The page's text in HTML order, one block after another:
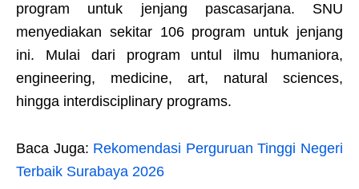
program untuk jenjang pascasarjana. SNU
menyediakan sekitar 106 program untuk jenjang
ini. Mulai dari program untul ilmu humaniora,
engineering, medicine, art, natural sciences,
hingga interdisciplinary programs.
Baca Juga: Rekomendasi Perguruan Tinggi Negeri
Terbaik Surabaya 2026